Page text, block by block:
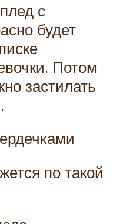
с
будет
Потом
застилать
по такой